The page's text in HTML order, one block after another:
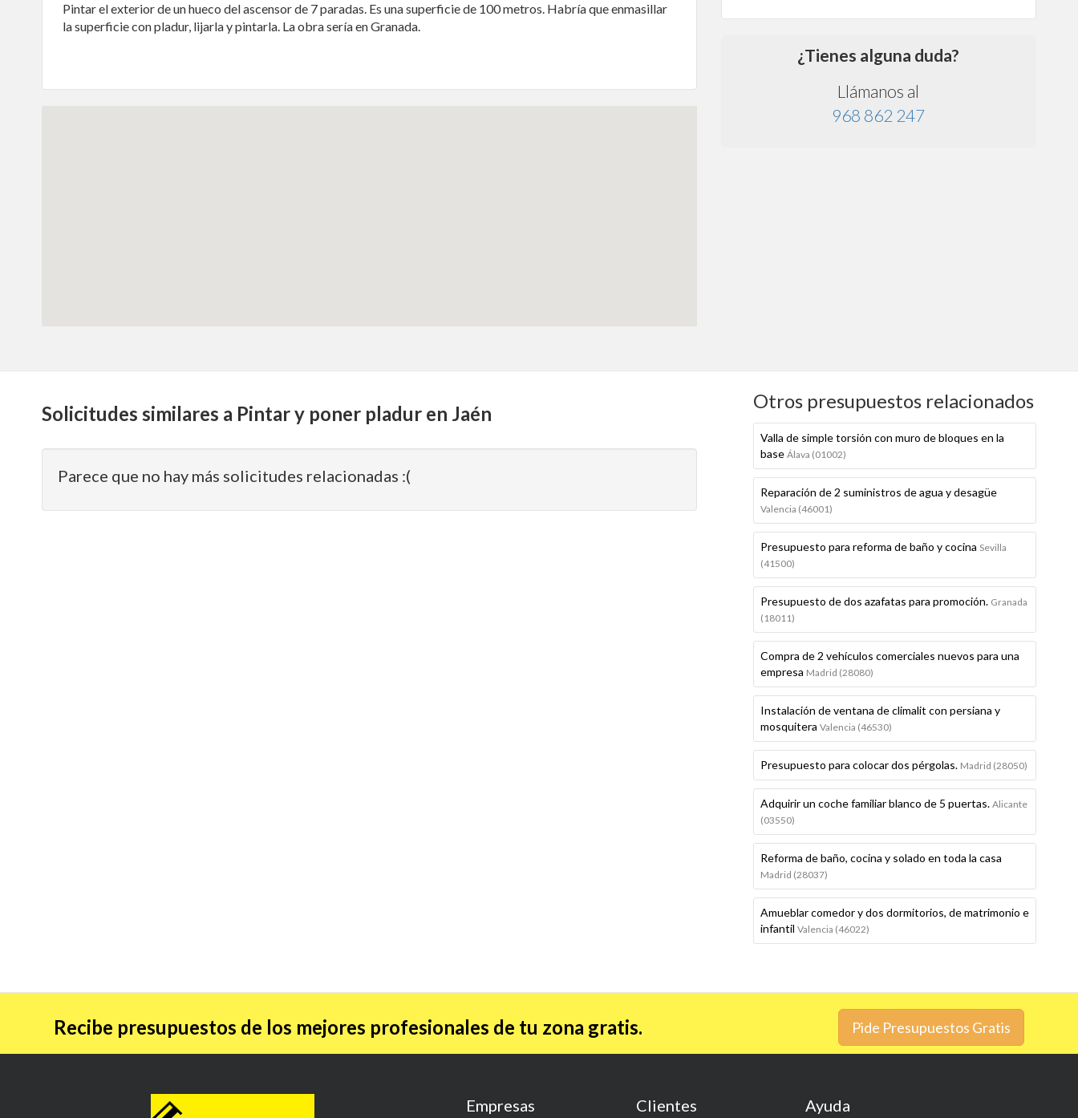
Pintar el exterior de un hueco del ascensor de 7 paradas. Es una superficie de 100 metros. Habría que enmasillar
la superficie con pladur, lijarla y pintarla. La obra sería en Granada.
¿Tienes alguna duda?
Llámanos al
968 862 247
Solicitudes similares a Pintar y poner pladur en Jaén
Parece que no hay más solicitudes relacionadas :(
Otros presupuestos relacionados
Valla de simple torsión con muro de bloques en la
base Álava (01002)
Reparación de 2 suministros de agua y desagüe
Valencia (46001)
Presupuesto para reforma de baño y cocina Sevilla
(41500)
Presupuesto de dos azafatas para promoción. Granada
(18011)
Compra de 2 vehículos comerciales nuevos para una
empresa Madrid (28080)
Instalación de ventana de climalit con persiana y
mosquitera Valencia (46530)
Presupuesto para colocar dos pérgolas. Madrid (28050)
Adquirir un coche familiar blanco de 5 puertas. Alicante
(03550)
Reforma de baño, cocina y solado en toda la casa
Madrid (28037)
Amueblar comedor y dos dormitorios, de matrimonio e
infantil Valencia (46022)
Recibe presupuestos de los mejores profesionales de tu zona gratis. Pide Presupuestos Gratis
Empresas Clientes Ayuda